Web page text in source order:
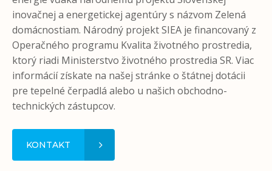
inovačnej a energetickej agentúry s názvom Zelená
domácnostiam. Národný projekt SIEA je financovaný z
Operačného programu Kvalita životného prostredia,
ktorý riadi Ministerstvo životného prostredia SR. Viac
informácií získate na našej stránke o štátnej dotácii
pre tepelné čerpadlá alebo u našich obchodno-
technických zástupcov.
KONTAKT